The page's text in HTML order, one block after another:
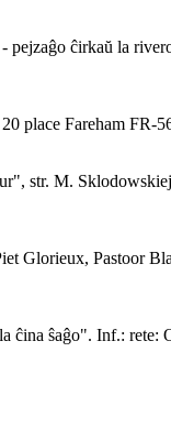
pejzaĝo ĉirkaŭ la
place Fareham FR-
str. M.
Glorieux, Pastoor
ĉina ŝaĝo". Inf.: rete: